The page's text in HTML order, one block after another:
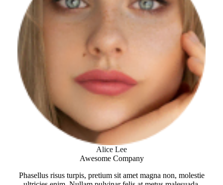
Alice Lee
Awesome Company
Phasellus risus turpis, pretium sit amet magna non, molestie